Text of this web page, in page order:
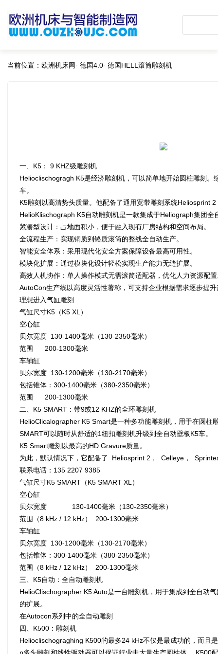
当前位置： 欧洲机床网- 德国4.0- 德国HELL滚筒雕刻机
一、K5： 9 KHZ级雕刻机
Helioclischogragh K5是经济雕刻机，可以简单地开始圆柱雕刻
车。
K5雕刻以高清势头质量。他配备了通用宽带雕刻系统Heliosprint 2
HelioKlischograph K5自动雕刻机是一款集成于Heliograph集团
‌紧凑型设计‌：占地面积小，便于融入现有厂房结构和空间布局。
‌全流程生产‌：实现铜质到铬质滚筒的整线全自动生产。
‌智能安全体系‌：采用现代化安全方案保障设备最高可用性。
‌模块化扩展‌：通过模块化设计轻松实现生产能力无缝扩展。
高效人机协作‌：单人操作模式无需滚筒适配器，优化人力资源配
AutoCon生产线以高度灵活性著称，可支持企业根据需求逐步提
理想进入气缸雕刻
气缸尺寸K5（K5 XL）
空心缸
贝尔宽度 130-1400毫米（130-2350毫米）
范围 200-1300毫米
车轴缸
贝尔宽度 130-1200毫米（130-2170毫米）
包括锥体：300-1400毫米（380-2350毫米）
范围 200-1300毫米
二、K5 SMART：带9或12 KHZ的全环雕刻机
HelioClicalographer K5 Smart是一种多功能雕刻机，用于在圆柱
SMART可以随时从舒适的1纽扣雕刻机升级到全自动壁板K5车。
K5 Smart雕刻以最高的HD Gravure质量。
为此，默认情况下，它配备了 Heliosprint 2， Celleye，
联系电话：135 2207 9385
气缸尺寸K5 SMART（K5 SMART XL）
空心缸
贝尔宽度 130-1400毫米（130-2350毫米）
范围（8 kHz / 12 kHz） 200-1300毫米
车轴缸
贝尔宽度 130-1200毫米（130-2170毫米）
包括锥体：300-1400毫米（380-2350毫米）
范围（8 kHz / 12 kHz） 200-1300毫米
三、K5自动：全自动雕刻机
HelioClischographer K5 Auto是一台雕刻机，用于集成到全自动
的扩展。
在Autocon系列中的全自动雕刻
四、K500：雕刻机
Helioclischograghing K500的最多24 kHz不仅是最成功的，而且